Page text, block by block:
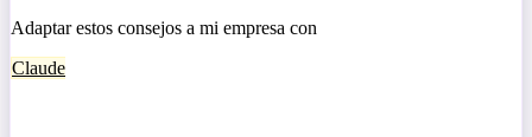
Adaptar estos consejos a mi empresa con
Claude